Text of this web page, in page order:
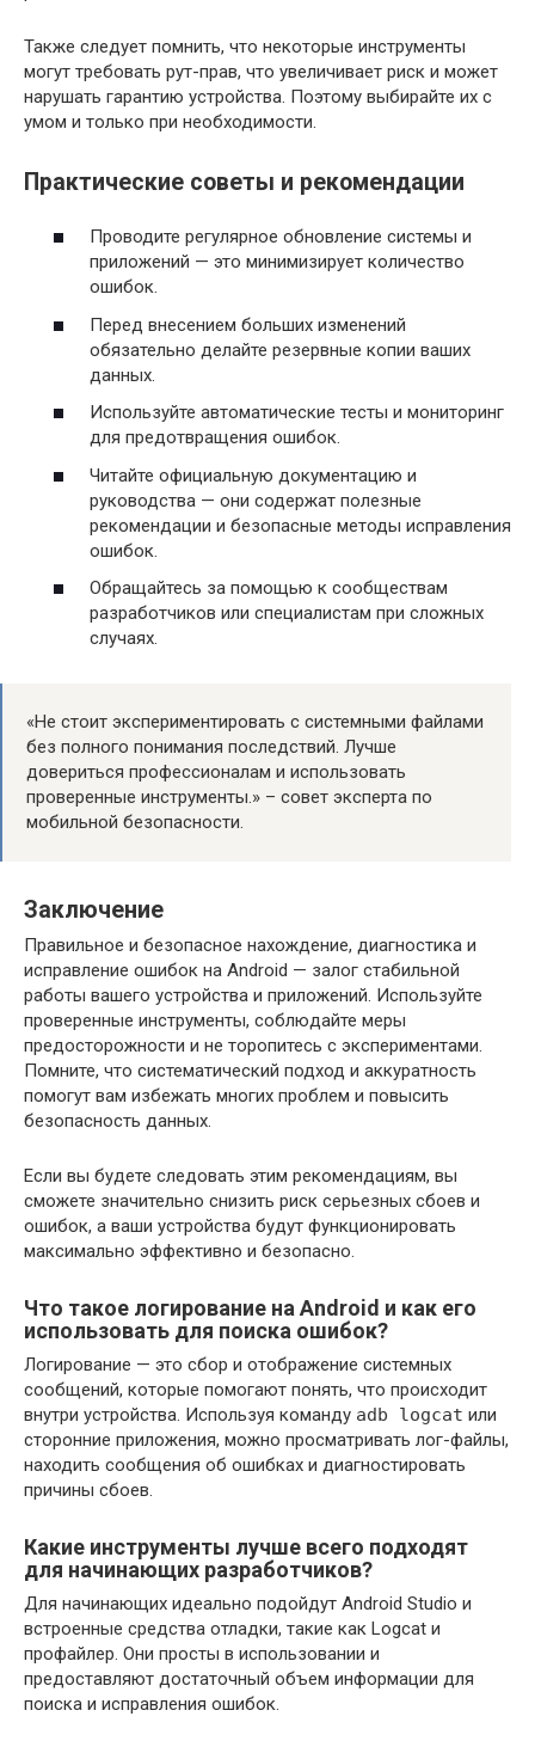
Также следует помнить, что некоторые инструменты
могут требовать рут-прав, что увеличивает риск и может
нарушать гарантию устройства. Поэтому выбирайте их с
умом и только при необходимости.
Практические советы и рекомендации
Проводите регулярное обновление системы и
приложений — это минимизирует количество
ошибок.
Перед внесением больших изменений
обязательно делайте резервные копии ваших
данных.
Используйте автоматические тесты и мониторинг
для предотвращения ошибок.
Читайте официальную документацию и
руководства — они содержат полезные
рекомендации и безопасные методы исправления
ошибок.
Обращайтесь за помощью к сообществам
разработчиков или специалистам при сложных
случаях.
«Не стоит экспериментировать с системными файлами
без полного понимания последствий. Лучше
довериться профессионалам и использовать
проверенные инструменты.» – совет эксперта по
мобильной безопасности.
Заключение
Правильное и безопасное нахождение, диагностика и
исправление ошибок на Android — залог стабильной
работы вашего устройства и приложений. Используйте
проверенные инструменты, соблюдайте меры
предосторожности и не торопитесь с экспериментами.
Помните, что систематический подход и аккуратность
помогут вам избежать многих проблем и повысить
безопасность данных.
Если вы будете следовать этим рекомендациям, вы
сможете значительно снизить риск серьезных сбоев и
ошибок, а ваши устройства будут функционировать
максимально эффективно и безопасно.
Что такое логирование на Android и как его
использовать для поиска ошибок?
Логирование — это сбор и отображение системных
сообщений, которые помогают понять, что происходит
внутри устройства. Используя команду adb logcat или
сторонние приложения, можно просматривать лог-файлы,
находить сообщения об ошибках и диагностировать
причины сбоев.
Какие инструменты лучше всего подходят
для начинающих разработчиков?
Для начинающих идеально подойдут Android Studio и
встроенные средства отладки, такие как Logcat и
профайлер. Они просты в использовании и
предоставляют достаточный объем информации для
поиска и исправления ошибок.